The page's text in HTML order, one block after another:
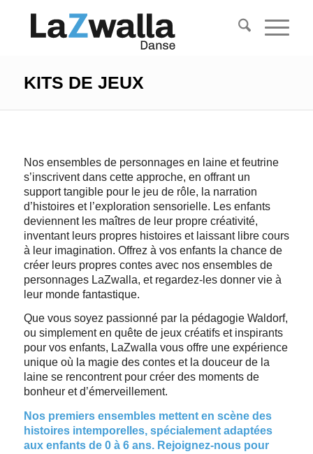
KITS DE JEUX
Nos ensembles de personnages en laine et feutrine
s’inscrivent dans cette approche, en offrant un
support tangible pour le jeu de rôle, la narration
d’histoires et l’exploration sensorielle. Les enfants
deviennent les maîtres de leur propre créativité,
inventant leurs propres histoires et laissant libre cours
à leur imagination. Offrez à vos enfants la chance de
créer leurs propres contes avec nos ensembles de
personnages LaZwalla, et regardez-les donner vie à
leur monde fantastique.
Que vous soyez passionné par la pédagogie Waldorf,
ou simplement en quête de jeux créatifs et inspirants
pour vos enfants, LaZwalla vous offre une expérience
unique où la magie des contes et la douceur de la
laine se rencontrent pour créer des moments de
bonheur et d’émerveillement.
Nos premiers ensembles mettent en scène des
histoires intemporelles, spécialement adaptées
aux enfants de 0 à 6 ans. Rejoignez-nous pour